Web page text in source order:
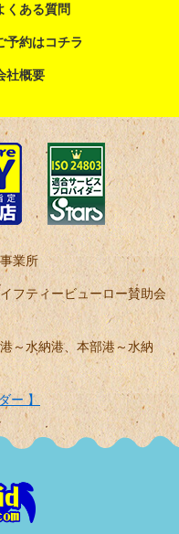
くある質問
予約はコチラ
社概要
業所
フティービューロー賛助会
～水納港、本部港～水納
ー 】